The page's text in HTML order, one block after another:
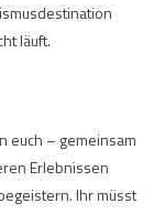
läuft.
euch – gemeinsam
Erlebnissen
Ihr müsst